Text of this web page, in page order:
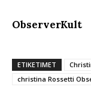
ObserverKult
ETIKETIMET
christina Rossetti